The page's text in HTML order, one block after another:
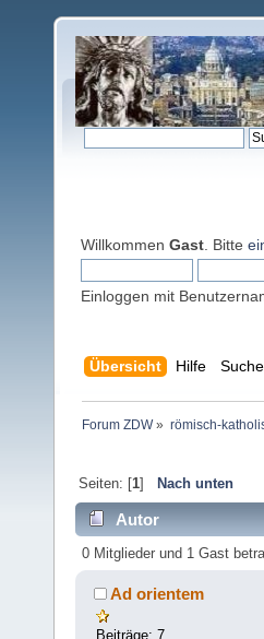
Willkommen Gast . Bitte
Einloggen mit
Übersicht Hilfe Suche
Forum ZDW» römisch-
Seiten: [1] Nach unten
Autor
0 Mitglieder und 1 Gast
Ad orientem
Beiträge: 7